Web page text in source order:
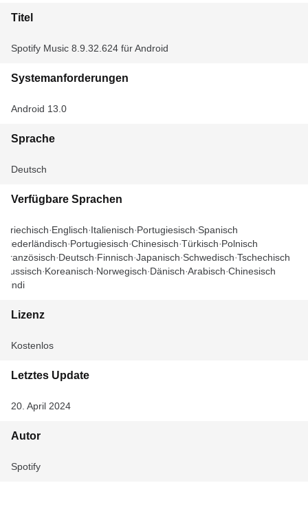
Titel
Spotify Music 8.9.32.624 für Android
Systemanforderungen
Android 13.0
Sprache
Deutsch
Verfügbare Sprachen
Griechisch Englisch Italienisch Portugiesisch Spanisch
Niederländisch Portugiesisch Chinesisch Türkisch Polnisch
Französisch Deutsch Finnisch Japanisch Schwedisch Tschechisch
Russisch Koreanisch Norwegisch Dänisch Arabisch Chinesisch
Hindi
Lizenz
Kostenlos
Letztes Update
20. April 2024
Autor
Spotify